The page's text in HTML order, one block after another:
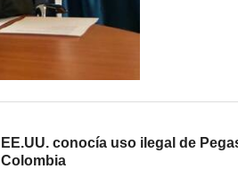
EE.UU. conocía uso ilegal de
Colombia